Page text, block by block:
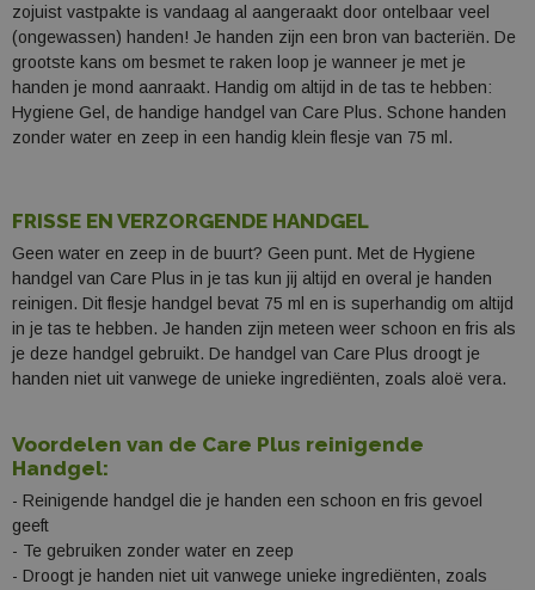
zojuist vastpakte is vandaag al aangeraakt door ontelbaar veel
(ongewassen) handen! Je handen zijn een bron van bacteriën. De
grootste kans om besmet te raken loop je wanneer je met je
handen je mond aanraakt. Handig om altijd in de tas te hebben:
Hygiene Gel, de handige handgel van Care Plus. Schone handen
zonder water en zeep in een handig klein flesje van 75 ml.
FRISSE EN VERZORGENDE HANDGEL
Geen water en zeep in de buurt? Geen punt. Met de Hygiene
handgel van Care Plus in je tas kun jij altijd en overal je handen
reinigen. Dit flesje handgel bevat 75 ml en is superhandig om altijd
in je tas te hebben. Je handen zijn meteen weer schoon en fris als
je deze handgel gebruikt. De handgel van Care Plus droogt je
handen niet uit vanwege de unieke ingrediënten, zoals aloë vera.
Voordelen van de Care Plus reinigende
Handgel:
- Reinigende handgel die je handen een schoon en fris gevoel
geeft
- Te gebruiken zonder water en zeep
- Droogt je handen niet uit vanwege unieke ingrediënten, zoals